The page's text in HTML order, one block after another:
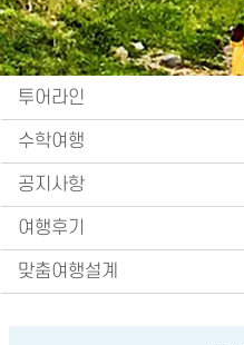
투어라인
수학여행
공지사항
여행후기
맞춤여행설계